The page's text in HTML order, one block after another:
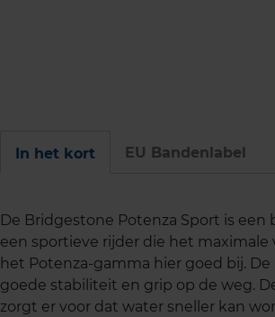
In het kort EU Bandenlabel
De Bridgestone Potenza Sport is
een sportieve rijder die het
het Potenza-gamma hier goed bij.
goede stabiliteit en grip op de weg.
zorgt er voor dat water sneller kan